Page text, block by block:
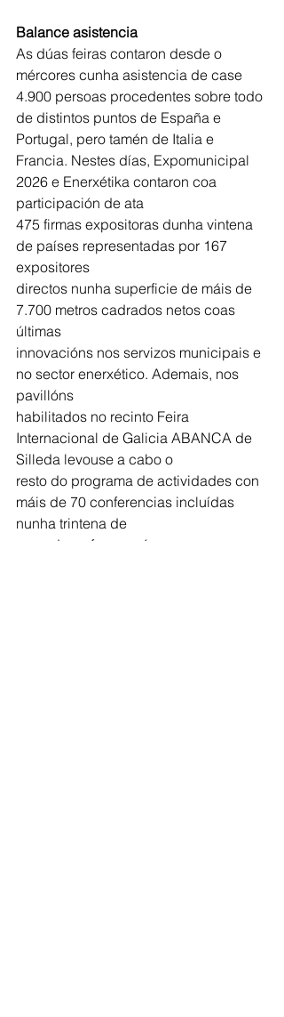
Balance asistencia
As dúas feiras contaron desde o
mércores cunha asistencia de case
4.900 persoas procedentes sobre todo
de distintos puntos de España e
Portugal, pero tamén de Italia e
Francia. Nestes días, Expomunicipal
2026 e Enerxétika contaron coa
participación de ata
475 firmas expositoras dunha vintena
de países representadas por 167
expositores
directos nunha superficie de máis de
7.700 metros cadrados netos coas
últimas
innovacións nos servizos municipais e
no sector enerxético. Ademais, nos
pavillóns
habilitados no recinto Feira
Internacional de Galicia ABANCA de
Silleda levouse a cabo o
resto do programa de actividades con
máis de 70 conferencias incluídas
nunha trintena de
xornadas e foros, así como un espazo